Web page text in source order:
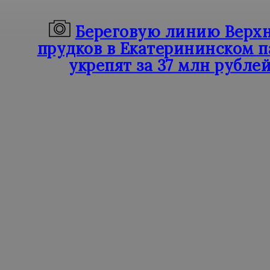
Береговую линию
прудков в Екатерининском
укрепят за 37 млн